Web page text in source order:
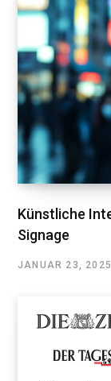
Künstliche
Signage
JANUAR 23, 2025